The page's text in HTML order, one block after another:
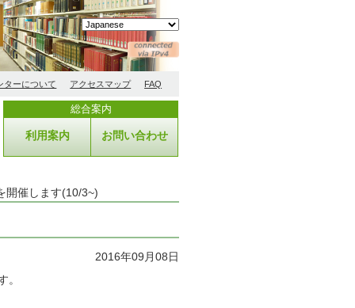
ターについて アクセスマップ FAQ
総合案内
利用案内 お問い合わせ
開催します(10/3~)
2016年09月08日
。